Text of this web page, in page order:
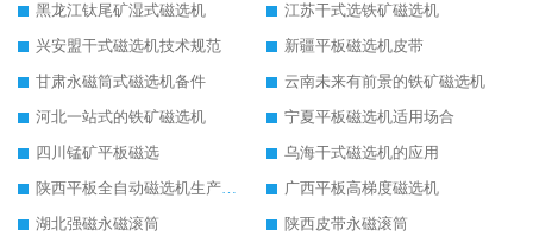
黑龙江钛尾矿湿式磁选机
江苏干式选铁矿磁选机
兴安盟干式磁选机技术规范
新疆平板磁选机皮带
甘肃永磁筒式磁选机备件
云南未来有前景的铁矿磁选机
河北一站式的铁矿磁选机
宁夏平板磁选机适用场合
四川锰矿平板磁选
乌海干式磁选机的应用
陕西平板全自动磁选机生产厂家
广西平板高梯度磁选机
湖北强磁永磁滚筒
陕西皮带永磁滚筒